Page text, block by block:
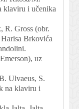
klaviru i učenika
R. Gross (obr.
Brkovića
uz
Ulvaeus, S.
na klaviru i